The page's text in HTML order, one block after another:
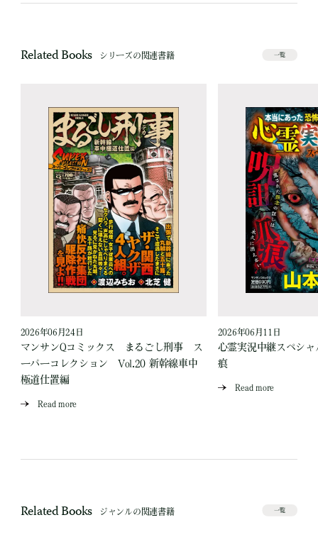
Related Books シリーズの関連書籍 一覧
2026年06月24日
マンサンQコミックス まるごし刑事 ス
ーパーコレクション Vol.20 新幹線車中
極道仕置編
Read more
2026年06月11日
心霊実況中継スペシ
痕
Read more
Related Books ジャンルの関連書籍 一覧